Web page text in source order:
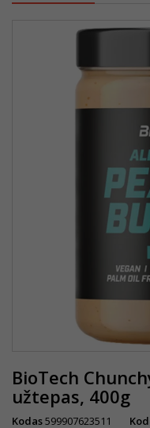
BioTech
užtepas, 400g
Kodas599907623511